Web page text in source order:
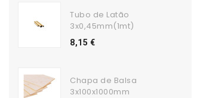
Tubo de Latão
3x0,45mm(1mt)
8,15 €
Chapa de Balsa
3x100x1000mm